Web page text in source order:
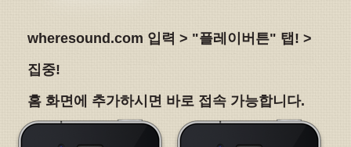
wheresound.com 입력 > "플레이버튼" 탭! >
집중!
홈 화면에 추가하시면 바로 접속 가능합니다.